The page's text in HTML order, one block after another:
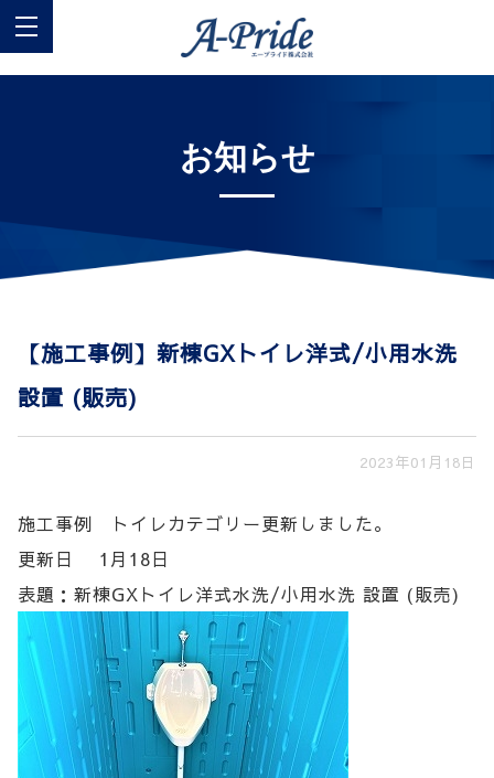
お知らせ
【施工事例】新棟GXトイレ洋式/小用水洗
設置 (販売)
2023年01月18日
施工事例 トイレカテゴリー更新しました。
更新日 1月18日
表題：新棟GXトイレ洋式水洗/小用水洗 設置 (販売)